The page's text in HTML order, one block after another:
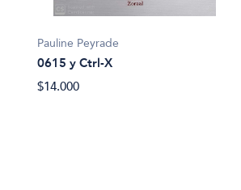
Pauline Peyrade
0615 y Ctrl-X
$14.000